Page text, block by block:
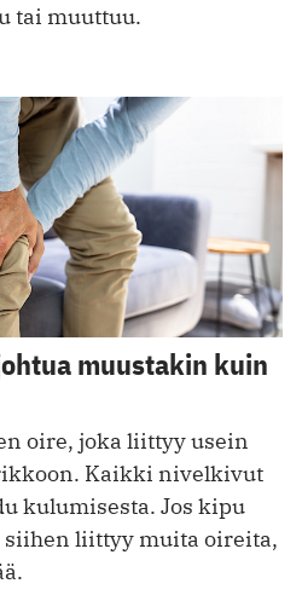
tai muuttuu.
muustakin kuin
oire, joka liittyy usein
Kaikki nivelkivut
kulumisesta. Jos kipu
liittyy muita oireita,